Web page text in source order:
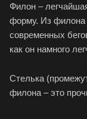
Филон –
форму. Из филона
современных
как он намного
Стелька
филона – это